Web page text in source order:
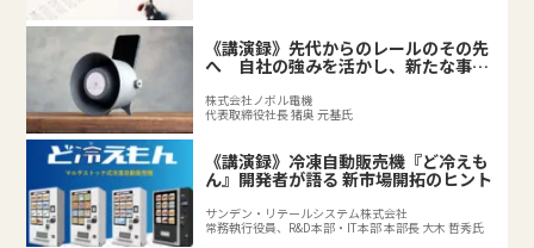
《講演録》先代からのレールのその先
へ 自社の強みを活かし、新たな事業
株式会社ノボル電機
代表取締役社長 猪奥 元基氏
《講演録》冷凍自動販売機『ど冷えも
ん』開発者が語る 新市場開拓のヒント
サンデン・リテールシステム株式会社
常務執行役員、R&D本部・IT本部 本部長 大木 哲秀氏